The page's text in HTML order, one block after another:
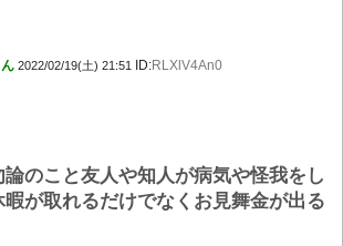
2022/02/19(土) 21:51 ID:RLXlV4An0
のこと友人や知人が病気や怪我をし
が取れるだけでなくお見舞金が出る